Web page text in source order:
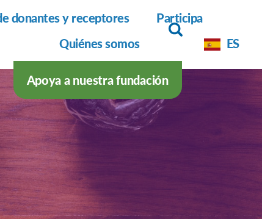
donantes y receptores
Participa
Quiénes somos
ES
Apoya a nuestra fundación